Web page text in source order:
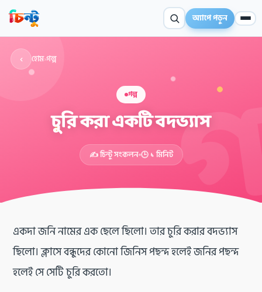
অ্যাপে পড়ুন
✦
‹ হোম›গল্প
গল্প
চুরি করা একটি বদভ্যাস
✍️ চিন্টু সংকলন 🕒 ১ মিনিট
একদা জনি নামের এক ছেলে ছিলো। তার চুরি করার বদভ্যাস
ছিলো। ক্লাসে বন্ধুদের কোনো জিনিস পছন্দ হলেই জনির পছন্দ
হলেই সে সেটি চুরি করতো।